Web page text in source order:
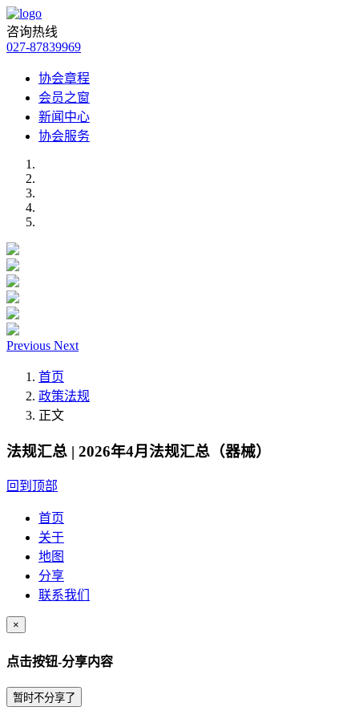
咨询热线
027-87839969
协会章程
会员之窗
新闻中心
协会服务
Previous Next
首页
政策法规
正文
法规汇总 | 2026年4月法规汇总（器械）
回到顶部
首页
关于
地图
分享
联系我们
×
点击按钮-分享内容
暂时不分享了